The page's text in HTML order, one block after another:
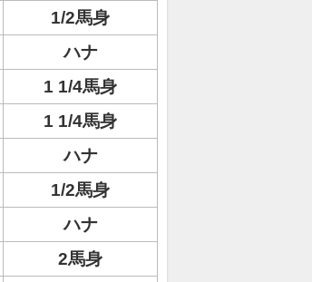
1/2馬身
ハナ
1 1/4馬身
1 1/4馬身
ハナ
1/2馬身
ハナ
2馬身